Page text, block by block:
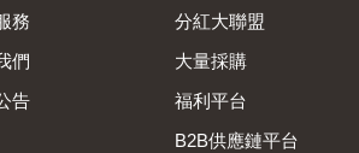
務
們
告
分紅大聯盟
大量採購
福利平台
B2B供應鏈平台